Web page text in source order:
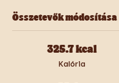
Összetevők módosítása
Fagyi
325.7kcal
Kalória